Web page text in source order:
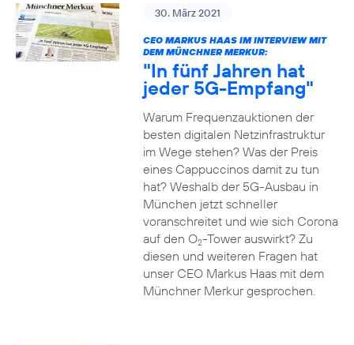
30. März 2021
CEO MARKUS HAAS IM INTERVIEW MIT
DEM MÜNCHNER MERKUR:
"In fünf Jahren hat
jeder 5G-Empfang"
Warum Frequenzauktionen der
besten digitalen Netzinfrastruktur
im Wege stehen? Was der Preis
eines Cappuccinos damit zu tun
hat? Weshalb der 5G-Ausbau in
München jetzt schneller
voranschreitet und wie sich Corona
auf den O2-Tower auswirkt? Zu
diesen und weiteren Fragen hat
unser CEO Markus Haas mit dem
Münchner Merkur gesprochen.